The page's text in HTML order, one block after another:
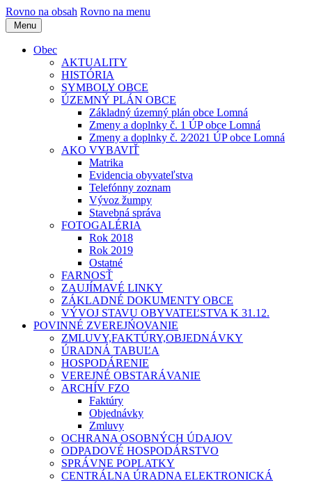
Rovno na obsah Rovno na menu
Menu
Obec
AKTUALITY
HISTÓRIA
SYMBOLY OBCE
ÚZEMNÝ PLÁN OBCE
Základný územný plán obce Lomná
Zmeny a doplnky č. 1 ÚP obce Lomná
Zmeny a doplnky č. 2⁄2021 ÚP obce Lomná
AKO VYBAVIŤ
Matrika
Evidencia obyvateľstva
Telefónny zoznam
Vývoz žumpy
Stavebná správa
FOTOGALÉRIA
Rok 2018
Rok 2019
Ostatné
FARNOSŤ
ZAUJÍMAVÉ LINKY
ZÁKLADNÉ DOKUMENTY OBCE
VÝVOJ STAVU OBYVATEĽSTVA K 31.12.
POVINNÉ ZVEREJŃOVANIE
ZMLUVY,FAKTÚRY,OBJEDNÁVKY
ÚRADNÁ TABUĽA
HOSPODÁRENIE
VEREJNÉ OBSTARÁVANIE
ARCHÍV FZO
Faktúry
Objednávky
Zmluvy
OCHRANA OSOBNÝCH ÚDAJOV
ODPADOVÉ HOSPODÁRSTVO
SPRÁVNE POPLATKY
CENTRÁLNA ÚRADNA ELEKTRONICKÁ